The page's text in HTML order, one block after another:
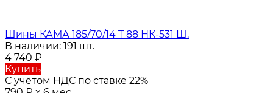
Шины КАМА 185/70/14 T 88 НК-531 Ш.
В наличии: 191 шт.
4 740 ₽
Купить
С учётом НДС по ставке 22%